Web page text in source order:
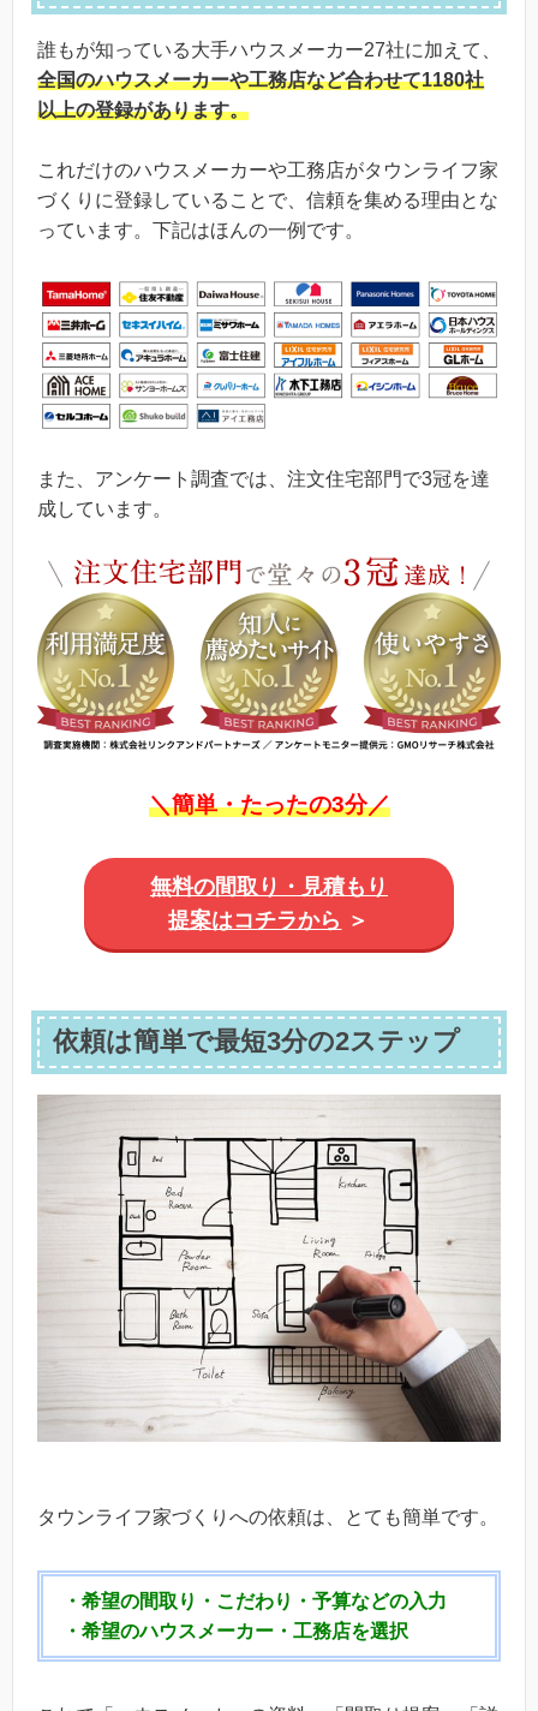
誰もが知っている大手ハウスメーカー27社に加えて、
全国のハウスメーカーや工務店など合わせて1180社
以上の登録があります。
これだけのハウスメーカーや工務店がタウンライフ家
づくりに登録していることで、信頼を集める理由とな
っています。下記はほんの一例です。
また、アンケート調査では、注文住宅部門で3冠を達
成しています。
＼簡単・たったの3分／
無料の間取り・見積もり
提案はコチラから ＞
依頼は簡単で最短3分の2ステップ
タウンライフ家づくりへの依頼は、とても簡単です。
・希望の間取り・こだわり・予算などの入力
・希望のハウスメーカー・工務店を選択